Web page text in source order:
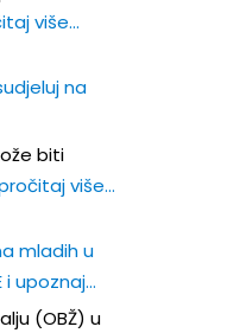
više…
na
biti
više…
mladih u
i upoznaj
(OBŽ) u